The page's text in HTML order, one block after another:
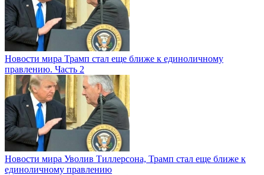
Новости мира Трамп стал еще ближе к единоличному
правлению. Часть 2
Новости мира Уволив Тиллерсона, Трамп стал еще ближе к
единоличному правлению